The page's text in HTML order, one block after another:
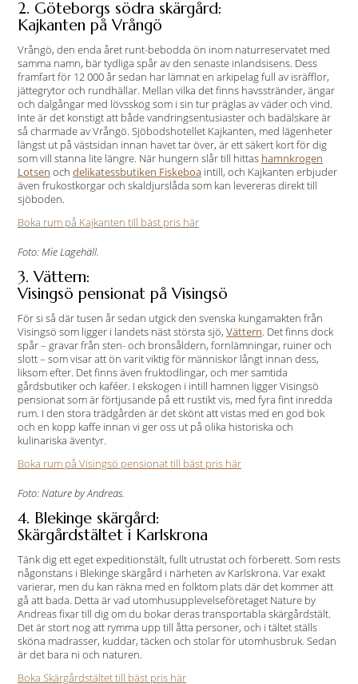
2. Göteborgs södra skärgård:
Kajkanten på Vrångö
Vrångö, den enda året runt-bebodda ön inom naturreservatet med
samma namn, bär tydliga spår av den senaste inlandsisens. Dess
framfart för 12 000 år sedan har lämnat en arkipelag full av isräfflor,
jättegrytor och rundhällar. Mellan vilka det finns havsstränder, ängar
och dalgångar med lövsskog som i sin tur präglas av väder och vind.
Inte är det konstigt att både vandringsentusiaster och badälskare är
så charmade av Vrångö. Sjöbodshotellet Kajkanten, med lägenheter
längst ut på västsidan innan havet tar över, är ett säkert kort för dig
som vill stanna lite längre. När hungern slår till hittas hamnkrogen
Lotsen och delikatessbutiken Fiskeboaintill, och Kajkanten erbjuder
även frukostkorgar och skaldjurslåda som kan levereras direkt till
sjöboden.
Boka rum på Kajkanten till bäst pris här
Foto: Mie Lagehäll.
3. Vättern:
Visingsö pensionat på Visingsö
För si så där tusen år sedan utgick den svenska kungamakten från
Visingsö som ligger i landets näst största sjö, Vättern. Det finns dock
spår – gravar från sten- och bronsåldern, fornlämningar, ruiner och
slott – som visar att ön varit viktig för människor långt innan dess,
liksom efter. Det finns även fruktodlingar, och mer samtida
gårdsbutiker och kaféer. I ekskogen i intill hamnen ligger Visingsö
pensionat som är förtjusande på ett rustikt vis, med fyra fint inredda
rum. I den stora trädgården är det skönt att vistas med en god bok
och en kopp kaffe innan vi ger oss ut på olika historiska och
kulinariska äventyr.
Boka rum på Visingsö pensionat till bäst pris här
Foto: Nature by Andreas.
4. Blekinge skärgård:
Skärgårdstältet i Karlskrona
Tänk dig ett eget expeditionstält, fullt utrustat och förberett. Som rests
någonstans i Blekinge skärgård i närheten av Karlskrona. Var exakt
varierar, men du kan räkna med en folktom plats där det kommer att
gå att bada. Detta är vad utomhusupplevelseföretaget Nature by
Andreas fixar till dig om du bokar deras transportabla skärgårdstält.
Det är stort nog att rymma upp till åtta personer, och i tältet ställs
sköna madrasser, kuddar, täcken och stolar för utomhusbruk. Sedan
är det bara ni och naturen.
Boka Skärgårdstältet till bäst pris här